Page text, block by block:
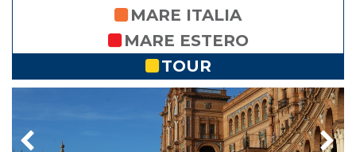
MARE ITALIA
MARE ESTERO
TOUR